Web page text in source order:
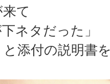
て
ネタだった」
添付の説明書